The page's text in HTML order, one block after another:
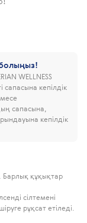
WELLNESS
сапасына кепілдік
сапасына,
кепілдік
Барлық құқықтар
сілтемені
рұқсат етіледі.